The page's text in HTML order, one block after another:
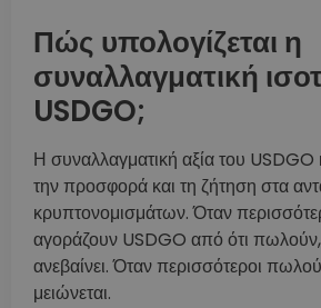
Πώς υπολογίζεται η
συναλλαγματική
USDGO;
Η συναλλαγματική αξία του USDGO
την προσφορά και τη ζήτηση στα
κρυπτονομισμάτων. Όταν
αγοράζουν USDGO από ότι πωλούν,
ανεβαίνει. Όταν περισσότεροι
μειώνεται.